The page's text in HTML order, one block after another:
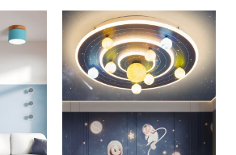
en bronce-azul - Bronce
110 A 120 V 40,64 cm
Blanco